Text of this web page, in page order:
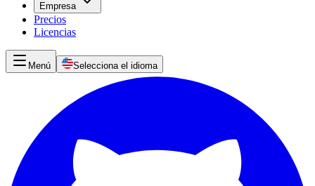
Empresa
Precios
Licencias
Menú Selecciona el idioma